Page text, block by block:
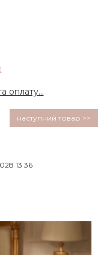
оплату...
наступний товар >>
13 36